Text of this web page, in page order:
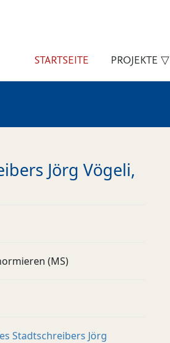
STARTSEITE PROJEKTE ▽
Jörg Vögeli,
(MS)
Stadtschreibers Jörg